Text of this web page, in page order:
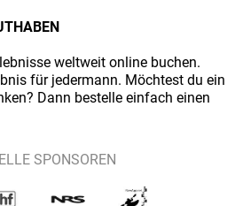
weltweit online buchen.
für jedermann. Möchtest du ein
Dann bestelle einfach einen
SPONSOREN